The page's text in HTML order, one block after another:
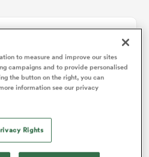
gagne +49
to measure and improve our sites
campaigns and to provide personalised
the button on the right, you can
information see our privacy
Rights